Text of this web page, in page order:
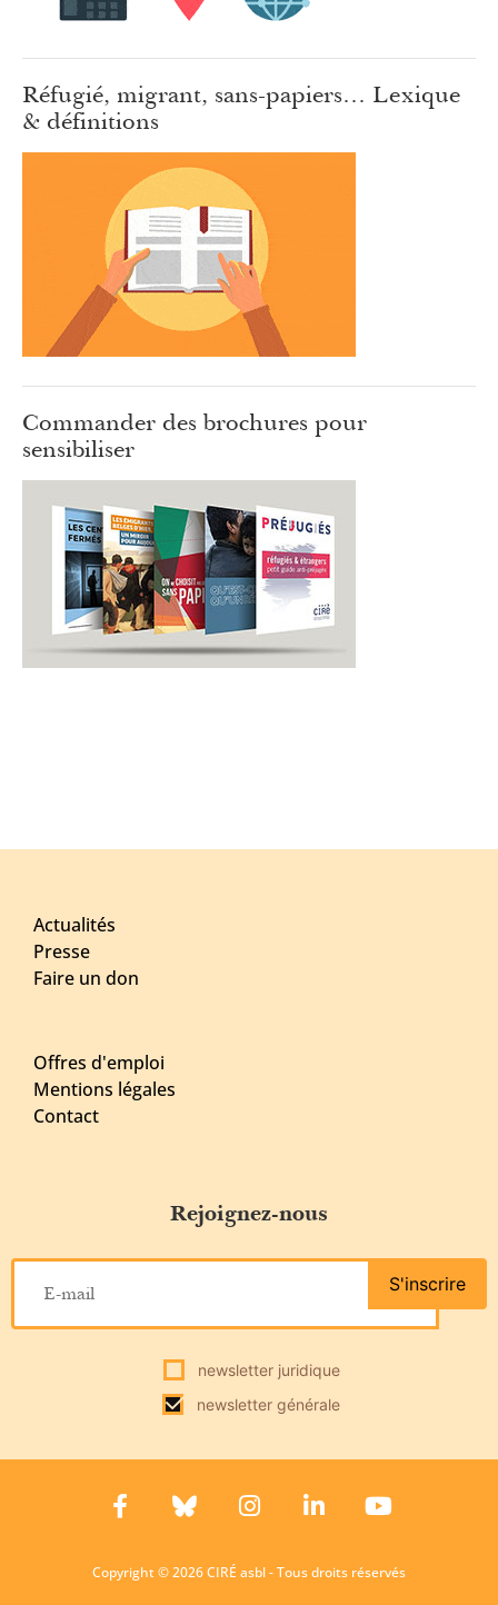
Réfugié, migrant, sans-papiers… Lexique
& définitions
Commander des brochures pour
sensibiliser
Actualités
Presse
Faire un don
Offres d'emploi
Mentions légales
Contact
Rejoignez-nous
newsletter juridique
newsletter générale
S'inscrire
Copyright © 2026 CIRÉ asbl - Tous droits réservés